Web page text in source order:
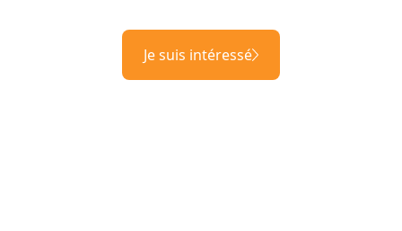
Je suis intéressé